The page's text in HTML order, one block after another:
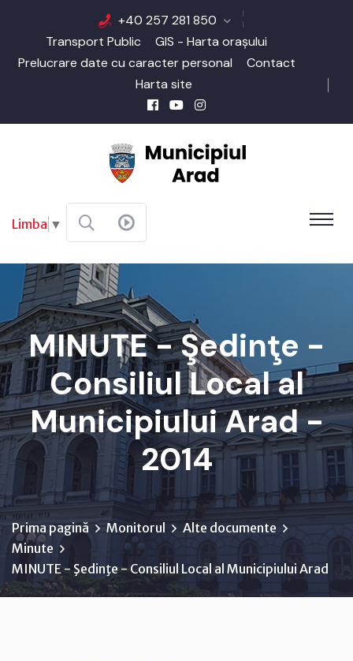
+40 257 281 850
Transport Public
GIS - Harta orașului
Prelucrare date cu caracter personal
Contact
Harta site
Limba ▼
MINUTE - Şedinţe -
Consiliul Local al
Municipiului Arad -
2014
Prima pagină Monitorul
Alte documente
Minute
MINUTE - Şedinţe - Consiliul Local al Municipiului Arad